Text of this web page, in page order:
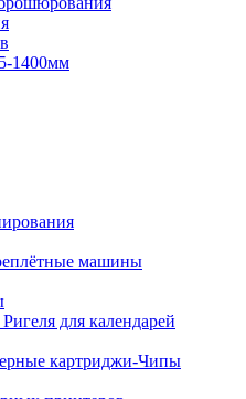
1400мм
машины
для календарей
картриджи-Чипы